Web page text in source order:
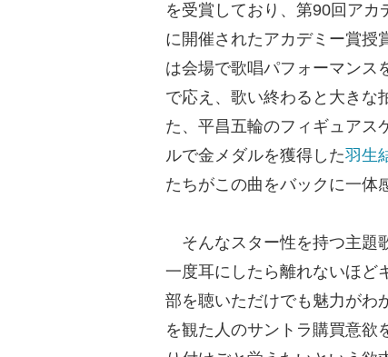
を受賞しており、第90回アカ
に開催されたアカデミー賞授
は会場で歌唱パフォーマンス
で応え、歌い終わると大きな
た、平昌五輪のフィギュアス
ルで金メダルを獲得した羽生
たちがこの曲をバックに一体
そんなスター性を持つ主題
一度耳にしたら離れないほど
部を聴いただけでも魅力がわ
を観た人のサントラ購買意欲